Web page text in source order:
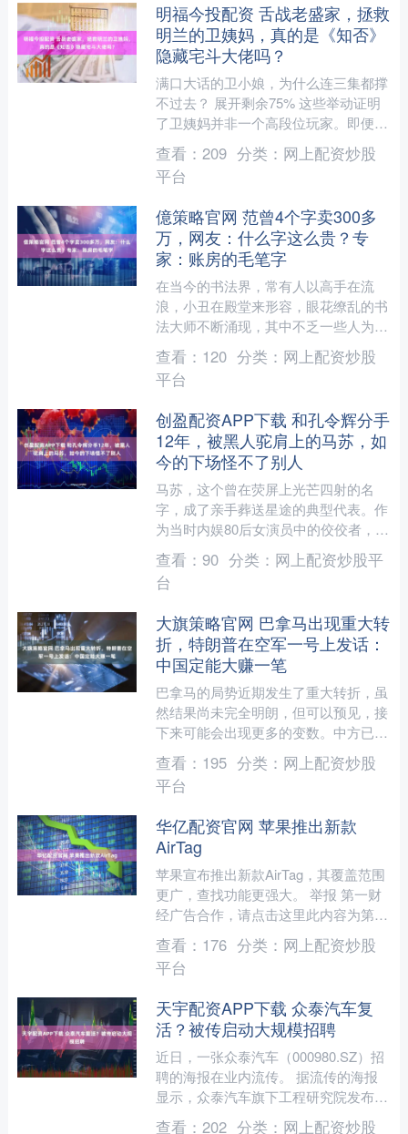
明福今投配资 舌战老盛家，拯救
明兰的卫姨妈，真的是《知否》
隐藏宅斗大佬吗？
满口大话的卫小娘，为什么连三集都撑
不过去？ 展开剩余75% 这些举动证明
了卫姨妈并非一个高段位玩家。即便盛
家充满了复杂的权力斗争，她也无法做
到毫无波澜、冷静自若....
查看： 209 分类： 网上配资炒股
平台
億策略官网 范曾4个字卖300多
万，网友：什么字这么贵？专
家：账房的毛笔字
在当今的书法界，常有人以高手在流
浪，小丑在殿堂来形容，眼花缭乱的书
法大师不断涌现，其中不乏一些人为了
博取眼球而不惜打破传统书法的美学原
则，这种现象实在让人感到不....
查看： 120 分类： 网上配资炒股
平台
创盈配资APP下载 和孔令辉分手
12年，被黑人驼肩上的马苏，如
今的下场怪不了别人
马苏，这个曾在荧屏上光芒四射的名
字，成了亲手葬送星途的典型代表。作
为当时内娱80后女演员中的佼佼者，她
曾是最具商业号召力的存在。作为整个
80花阵营中第一位集齐华....
查看： 90 分类： 网上配资炒股平
台
大旗策略官网 巴拿马出现重大转
折，特朗普在空军一号上发话：
中国定能大赚一笔
巴拿马的局势近期发生了重大转折，虽
然结果尚未完全明朗，但可以预见，接
下来可能会出现更多的变数。中方已经
明确表态，必然会有后手行动，而特朗
普也在空军一号上紧急对中....
查看： 195 分类： 网上配资炒股
平台
华亿配资官网 苹果推出新款
AirTag
苹果宣布推出新款AirTag，其覆盖范围
更广，查找功能更强大。 举报 第一财
经广告合作，请点击这里此内容为第一
财经原创，著作权归第一财经所有。未
经第一财经书面授....
查看： 176 分类： 网上配资炒股
平台
天宇配资APP下载 众泰汽车复
活？被传启动大规模招聘
近日，一张众泰汽车（000980.SZ）招
聘的海报在业内流传。 据流传的海报
显示，众泰汽车旗下工程研究院发布了
一则“人才火热招募中”的大规模招聘信
查看： 202 分类： 网上配资炒股